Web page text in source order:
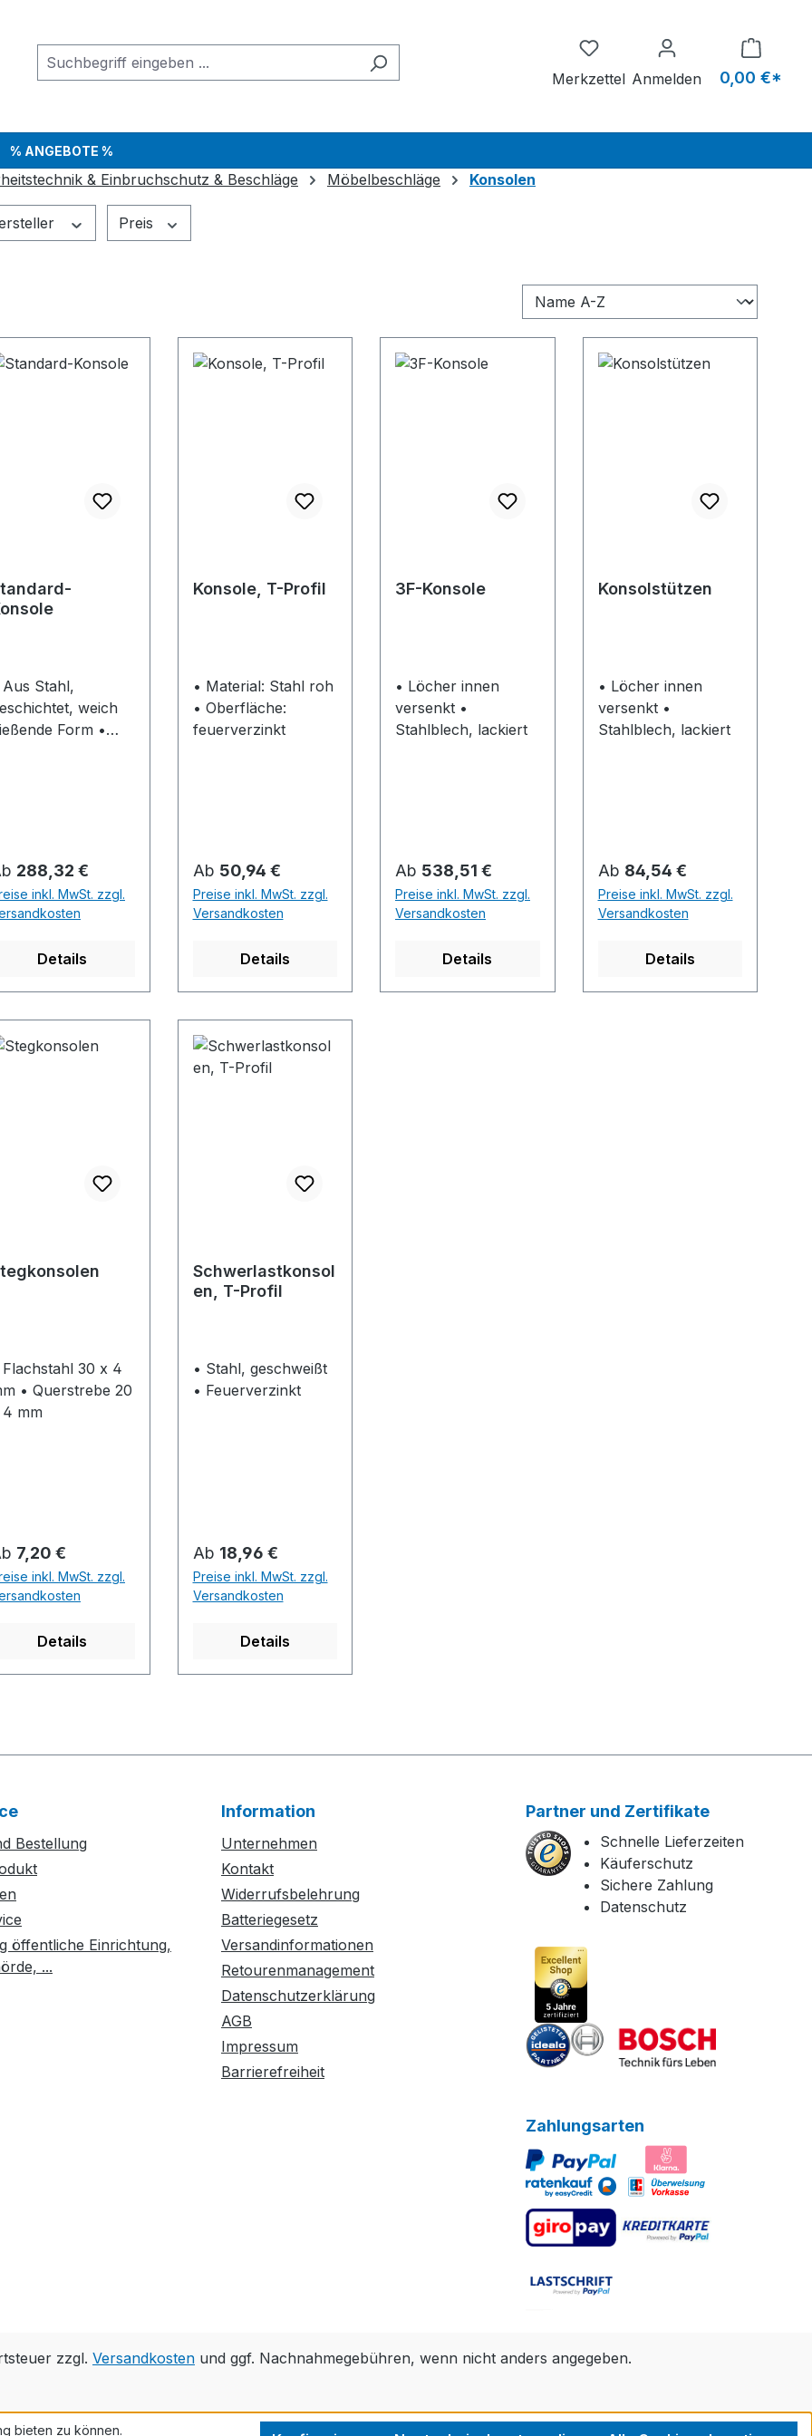
Du hast 0 Produkte auf dem
Merkzettel Anmelden 0,00 €*
% ANGEBOTE %
& Einbruchschutz & Beschläge Möbelbeschläge Konsolen
Preis
Aus Stahl,
weich
Form •
Preis:
288,32 €
inkl. MwSt. zzgl.
Details
Konsole, T-Profil
• Material: Stahl roh
• Oberfläche:
feuerverzinkt
Regulärer Preis:
Ab 50,94 €
Preise inkl. MwSt. zzgl.
Versandkosten
Details
3F-Konsole
• Löcher innen
versenkt •
Stahlblech, lackiert
Regulärer Preis:
Ab 538,51 €
Preise inkl. MwSt. zzgl.
Versandkosten
Details
Konsolstützen
• Löcher innen
versenkt •
Stahlblech, lackiert
Regulärer Preis:
Ab 84,54 €
Preise inkl. MwSt. zzgl.
Versandkosten
Details
Flachstahl 30 x 4
20
mm
Preis:
7,20 €
inkl. MwSt. zzgl.
Details
Schwerlastkonsol
en, T-Profil
• Stahl, geschweißt
• Feuerverzinkt
Regulärer Preis:
Ab 18,96 €
Preise inkl. MwSt. zzgl.
Versandkosten
Details
Bestellung
öffentliche Einrichtung,
...
Information
Unternehmen
Kontakt
Widerrufsbelehrung
Batteriegesetz
Versandinformationen
Retourenmanagement
Datenschutzerklärung
AGB
Impressum
Barrierefreiheit
Partner und Zertifikate
Schnelle Lieferzeiten
Käuferschutz
Sichere Zahlung
Datenschutz
Zahlungsarten
zzgl. Versandkosten und ggf. Nachnahmegebühren, wenn nicht anders angegeben.
bieten zu können.